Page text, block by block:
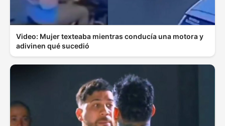
Video: Mujer texteaba mientras conducía una motora y
adivinen qué sucedió